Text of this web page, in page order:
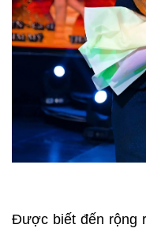
Được biết đến rộng